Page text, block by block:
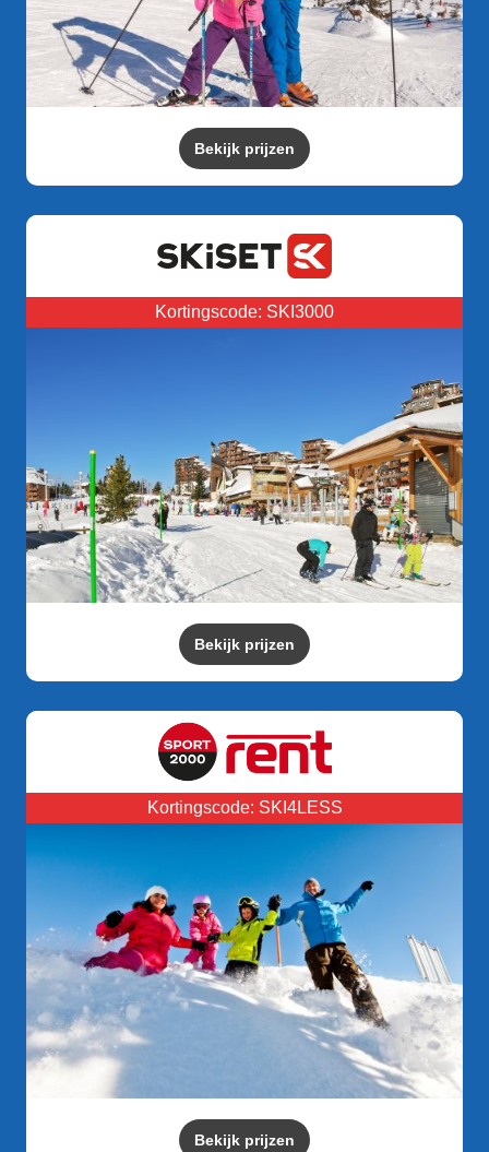
Bekijk prijzen
Bekijk prijzen
Kortingscode: SKI3000
Kortingscode: SKI4LESS
Bekijk prijzen